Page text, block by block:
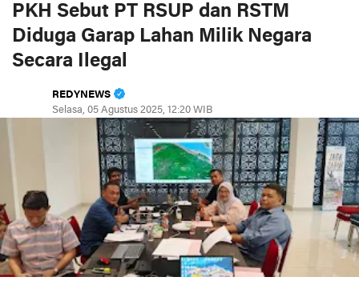
PKH Sebut PT RSUP dan RSTM
Diduga Garap Lahan Milik Negara
Secara Ilegal
REDYNEWS
Selasa, 05 Agustus 2025, 12:20 WIB